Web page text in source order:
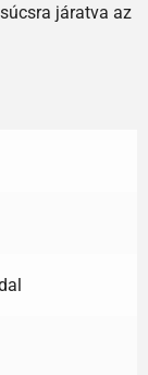
járatva az